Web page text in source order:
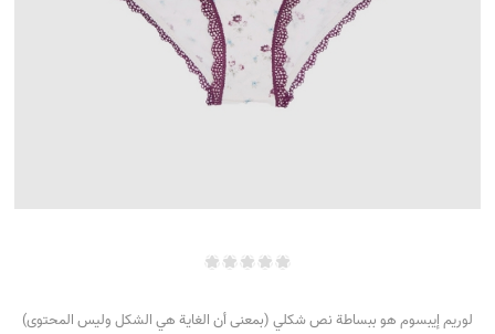
لوريم إيبسوم هو ببساطة نص شكلي (بمعنى أن الغاية هي الشكل وليس المحتوى)